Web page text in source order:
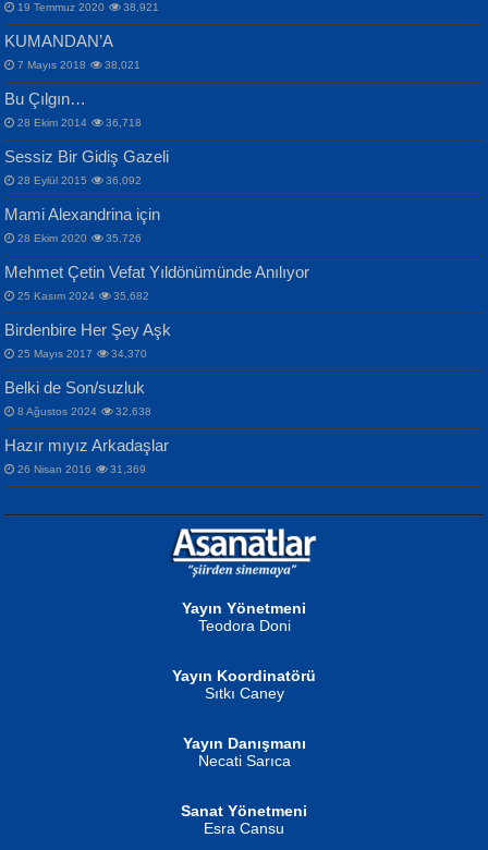
İPEK ACAR SERT
Gazze’nin Şecaati, Ümmetin İmtihanı...
MAHMUT GÜRBÜZ
İbrahim Olmak ve Bitirebilmek...
NURAN KÖSE BAYDAR
Selahattin Yıldız
İdrakimle Üşürken...
Songül Özel
Mahzen...
Ben Deniz Değilim ki...
ERDEM BAYAZIT
Sana, Bana, Vatanıma, Ülkemin
İnsanlarına Dair...
NAZIM HİKMET RAN
Bir Cezaevinde, Tecritteki Adamın
Mektupları...
19 Temmuz 2020 38,921
KUMANDAN’A
7 Mayıs 2018 38,021
Bu Çılgın…
28 Ekim 2014 36,718
Sessiz Bir Gidiş Gazeli
28 Eylül 2015 36,092
Mami Alexandrina için
28 Ekim 2020 35,726
Mehmet Çetin Vefat Yıldönümünde Anılıyor
25 Kasım 2024 35,682
Birdenbire Her Şey Aşk
25 Mayıs 2017 34,370
Belki de Son/suzluk
8 Ağustos 2024 32,638
Hazır mıyız Arkadaşlar
26 Nisan 2016 31,369
Yayın Yönetmeni
Teodora Doni
Yayın Koordinatörü
Sıtkı Caney
Yayın Danışmanı
Necati Sarıca
Sanat Yönetmeni
Esra Cansu